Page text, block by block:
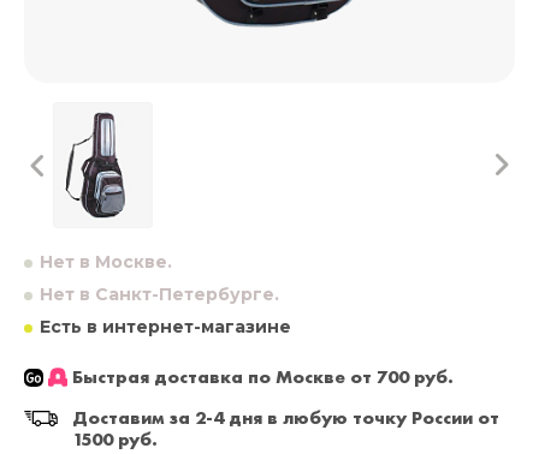
Нет в Москве.
Нет в Санкт-Петербурге.
Есть в интернет-магазине
Быстрая доставка по Москве от 700 руб.
Доставим за 2-4 дня в любую точку России от
1500 руб.